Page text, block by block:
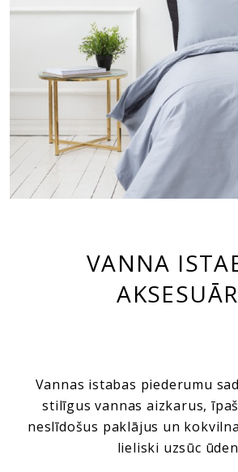
VANNA
Vannas istabas piederumu
stilīgus vannas aizkarus,
neslīdošus paklājus un
lieliski uzsūc